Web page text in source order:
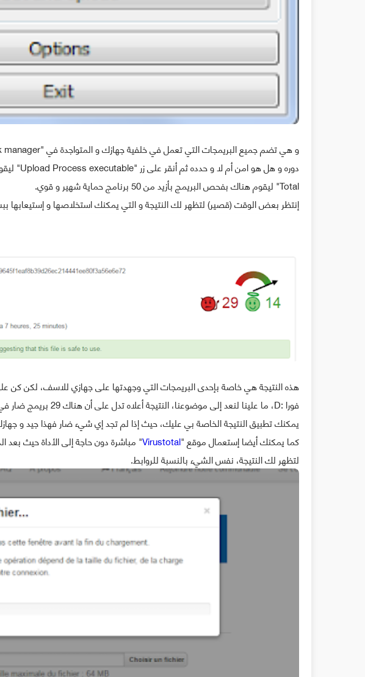
Total" ليقوم هناك بفحص البريمج بأزيد من 50 برنامج حماية شهير و قوي.
إنتظر بعض الوقت (قصير) لتظهر لك النتيجة و التي يمكنك استخلاصها و إستيعابها
هذه النتيجة هي خاصة بإحدى البريمجات التي وجهدتها على جهازي للاسف، لكن كن
فورا :D، ما علينا لنعد إلى موضوعنا، النتيجة أعلاه تدل على أن هناك 29 بريمج ضار في ملف واحد.
يمكنك تطبيق النتيجة الخاصة بي عليك، حيث إذا لم تجد إي شيء ضار فهذا جيد و
كما يمكنك أيضا إستعمال موقع "Virustotal" مباشرة دون حاجة إلى الأداة حيث بعد
لتظهر لك النتيجة، نفس الشيء بالنسبة للروابط.